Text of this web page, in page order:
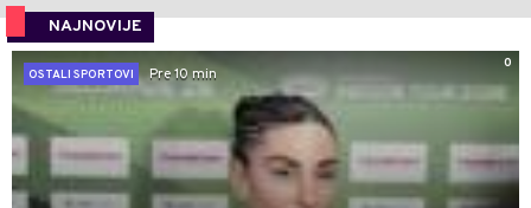
NAJNOVIJE
0
OSTALI SPORTOVI
Pre 10 min